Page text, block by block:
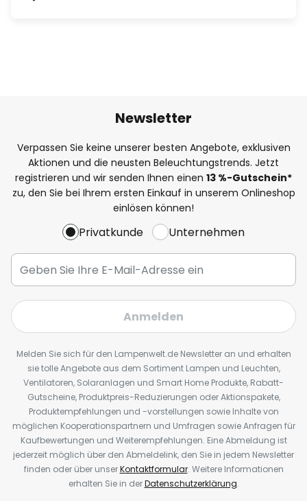
Newsletter
Verpassen Sie keine unserer besten Angebote, exklusiven
Aktionen und die neusten Beleuchtungstrends. Jetzt
registrieren und wir senden Ihnen einen 13 %-Gutschein*
zu, den Sie bei Ihrem ersten Einkauf in unserem Onlineshop
einlösen können!
Privatkunde Unternehmen
Anmelden
Melden Sie sich für den Lampenwelt.de Newsletter an und erhalten
sie tolle Angebote aus dem Sortiment Lampen und Leuchten,
Ventilatoren, Solaranlagen und Smart Home Produkte, Rabatt-
Gutscheine, Produktpreis-Reduzierungen oder Aktionspakete,
Produktempfehlungen und -vorstellungen sowie Inhalte von
möglichen Kooperationspartnern und Umfragen sowie Anfragen für
Kaufbewertungen und Weiterempfehlungen. Eine Abmeldung ist
jederzeit möglich über den Abmeldelink, den Sie in jedem Newsletter
finden oder über unserKontaktformular. Weitere Informationen
erhalten Sie in derDatenschutzerklärung.